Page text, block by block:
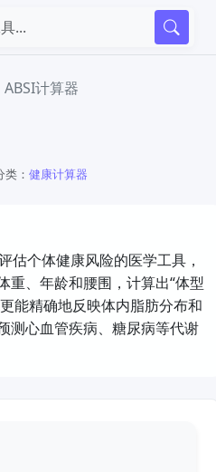
ABSI计算器
类： 健康计算器
估个体健康风险的医学工具，
重、年龄和腰围，计算出“体型
能精确地反映体内脂肪分布和
测心血管疾病、糖尿病等代谢